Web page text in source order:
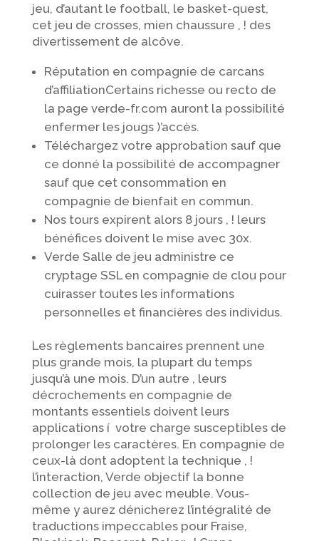
jeu, d’autant le football, le basket-quest,
cet jeu de crosses, mien chaussure , ! des
divertissement de alcôve.
Réputation en compagnie de carcans
d’affiliationCertains richesse ou recto de
la page verde-fr.com auront la possibilité
enfermer les jougs )’accès.
Téléchargez votre approbation sauf que
ce donné la possibilité de accompagner
sauf que cet consommation en
compagnie de bienfait en commun.
Nos tours expirent alors 8 jours , ! leurs
bénéfices doivent le mise avec 30x.
Verde Salle de jeu administre ce
cryptage SSL en compagnie de clou pour
cuirasser toutes les informations
personnelles et financières des individus.
Les règlements bancaires prennent une
plus grande mois, la plupart du temps
jusqu’à une mois. D’un autre , leurs
décrochements en compagnie de
montants essentiels doivent leurs
applications í votre charge susceptibles de
prolonger les caractères. En compagnie de
ceux-là dont adoptent la technique , !
l’interaction, Verde objectif la bonne
collection de jeu avec meuble. Vous-
même y aurez dénicherez l’intégralité de
traductions impeccables pour Fraise,